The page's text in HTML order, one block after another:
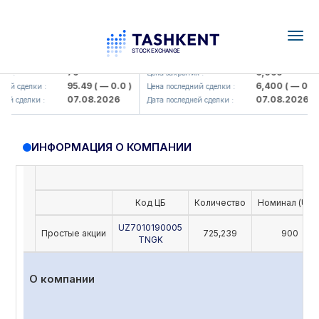
: 79
сделки : 95.49( — 0.0 )
сделки : 07.08.2026
UZMK (<O'zmetkombinat> AJ)
Цена закрытия : 6,099
Цена последний сделки : 6,400( — 0.0 )
Дата последней сделки : 07.08.2026
ИНФОРМАЦИЯ О КОМПАНИИ
Код ЦБ Количество Номинал
Простые акции
UZ7010190005
TNGK
725,239 900
О компании